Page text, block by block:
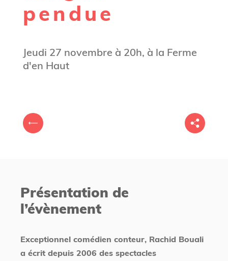
pendue
Jeudi 27 novembre à 20h, à la Ferme
d'en Haut
V
o
t
e
s
c
i
P
d
e
t
Présentation de
l’évènement
Exceptionnel comédien conteur, Rachid Bouali
a écrit depuis 2006 des spectacles